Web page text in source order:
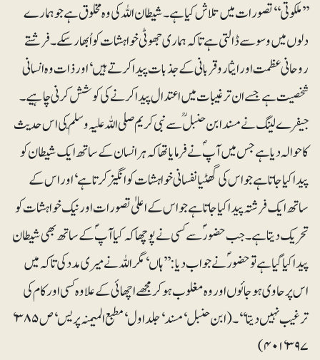
’’ملکوتی‘‘ تصورات میں تلاش کیا ہے۔ شیطان اللہ کی وہ مخلوق ہے جو ہمارے
دلوں میں وسوسے ڈالتی ہے تاکہ ہماری جھوٹی خواہشات کو اُبھار سکے۔ فرشتے
روحانی عظمت اور ایثار و قربانی کے جذبات پیدا کرتے ہیں‘ اور ذات وہ انسانی
شخصیت ہے جسے ان ترغیبات میں اعتدال پیدا کرنے کی کوشش کرنی چاہیے۔
جیفرے لینگ نے مسند ابن حنبل ؒ سے نبی کریم صلی اللہ علیہ وسلّم کی اس حدیث
کا حوالہ دیا ہے جس میں آپؐ نے فرمایا تھا کہ ہر انسان کے ساتھ ایک شیطان کو
پیدا کیا جاتا ہے جو اس کی گھٹیا نفسانی خواہشات کو انگیز کرتا ہے‘ اور اس کے
ساتھ ایک فرشتہ پیدا کیا جاتا ہے جو اس کے اعلیٰ تصورات اور نیک خواہشات کو
تحریک دیتا ہے۔ جب حضورؐ سے کسی نے پوچھا کہ کیا آپؐ کے ساتھ بھی شیطان
پیدا کیا گیا ہے تو حضورؐ نے جواب دیا: ’’ہاں‘ مگر اللہ نے میری مدد کی تاکہ میں
اس پر حاوی ہو جائوں اور وہ مغلوب ہو کر مجھے اچھائی کے علاوہ کسی اور کام کی
ترغیب نہیں دیتا‘‘۔ (ابن حنبل‘ مسند ‘ جلد اول‘مطبع المیمنہ پریس‘ ص ۳۸۵‘
۳۹۷‘ ۴۰۱)